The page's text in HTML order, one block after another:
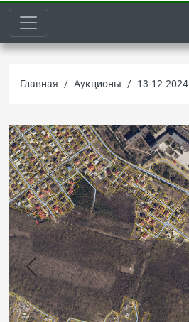
Главная Аукционы 13-12-2024
Previous